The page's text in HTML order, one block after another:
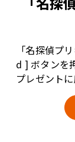
「名探偵プ
d ] ボタンを
プレゼント